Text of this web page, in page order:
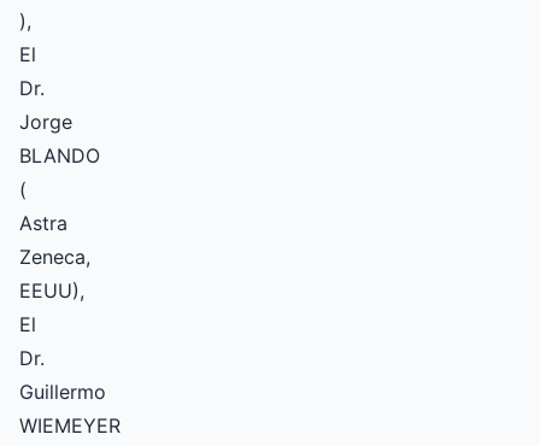
),
El
Dr.
Jorge
BLANDO
(
Astra
Zeneca,
EEUU),
El
Dr.
Guillermo
WIEMEYER